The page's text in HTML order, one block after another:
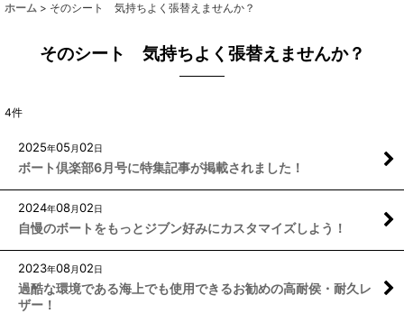
ホーム > そのシート 気持ちよく張替えませんか？
そのシート 気持ちよく張替えませんか？
4件
2025年05 月02日
ボート倶楽部6月号に特集記事が掲載されました！
2024年08月02日
自慢のボートをもっとジブン好みにカスタマイズしよう！
2023年08月02日
過酷な環境である海上でも使用できるお勧めの高耐侯・耐久レ
ザー！